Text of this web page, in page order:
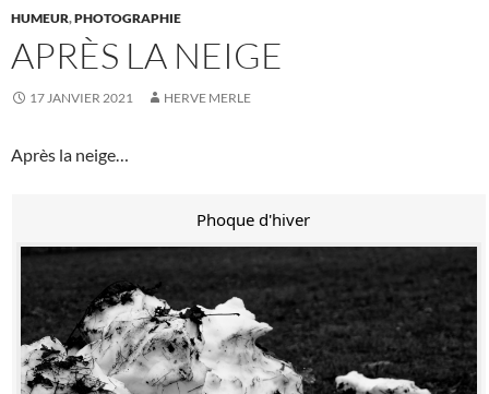
HUMEUR,PHOTOGRAPHIE
APRÈS LA NEIGE
17 JANVIER 2021 HERVE MERLE
Après la neige…
Phoque d'hiver